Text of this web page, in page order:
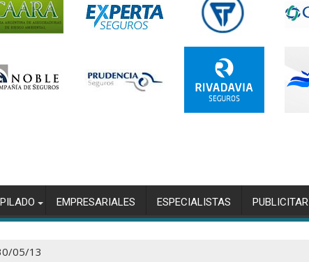
EMPRESARIALES ESPECIALISTAS PUBLICITAR
05/13